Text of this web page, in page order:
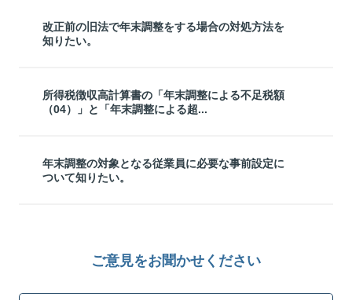
改正前の旧法で年末調整をする場合の対処方法を
知りたい。
所得税徴収高計算書の「年末調整による不足税額
（04）」と「年末調整による超...
年末調整の対象となる従業員に必要な事前設定に
ついて知りたい。
ご意見をお聞かせください